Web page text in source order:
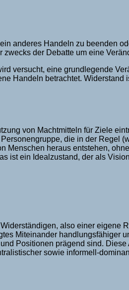
anderes Handeln zu beenden
der Debatte um eine
versucht, eine grundlegende
Handeln betrachtet.
von Machtmitteln für Ziele
die in der Regel
heraus entstehen,
ist ein Idealzustand, der als
also einer
Miteinander handlungsfähiger
Positionen prägend sind.
sowie informell-